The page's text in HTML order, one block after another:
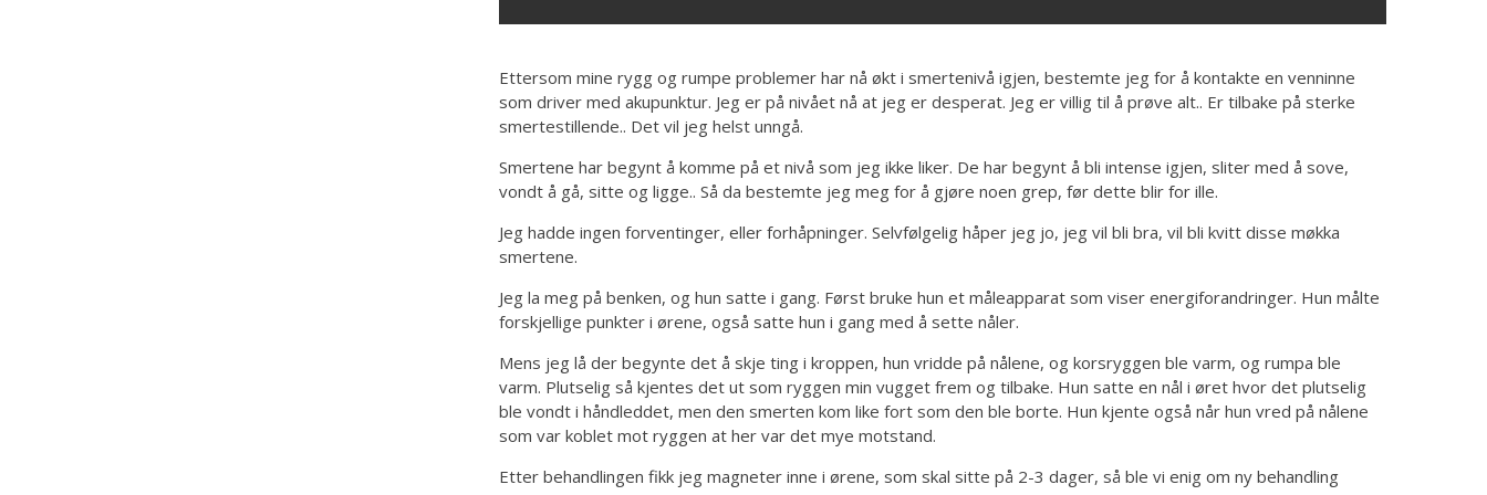
Ettersom mine rygg og rumpe problemer har nå økt i smertenivå igjen, bestemte jeg for å kontakte en venninne
som driver med akupunktur. Jeg er på nivået nå at jeg er desperat. Jeg er villig til å prøve alt.. Er tilbake på sterke
smertestillende.. Det vil jeg helst unngå.
Smertene har begynt å komme på et nivå som jeg ikke liker. De har begynt å bli intense igjen, sliter med å sove,
vondt å gå, sitte og ligge.. Så da bestemte jeg meg for å gjøre noen grep, før dette blir for ille.
Jeg hadde ingen forventinger, eller forhåpninger. Selvfølgelig håper jeg jo, jeg vil bli bra, vil bli kvitt disse møkka
smertene.
Jeg la meg på benken, og hun satte i gang. Først bruke hun et måleapparat som viser energiforandringer. Hun målte
forskjellige punkter i ørene, også satte hun i gang med å sette nåler.
Mens jeg lå der begynte det å skje ting i kroppen, hun vridde på nålene, og korsryggen ble varm, og rumpa ble
varm. Plutselig så kjentes det ut som ryggen min vugget frem og tilbake. Hun satte en nål i øret hvor det plutselig
ble vondt i håndleddet, men den smerten kom like fort som den ble borte. Hun kjente også når hun vred på nålene
som var koblet mot ryggen at her var det mye motstand.
Etter behandlingen fikk jeg magneter inne i ørene, som skal sitte på 2-3 dager, så ble vi enig om ny behandling